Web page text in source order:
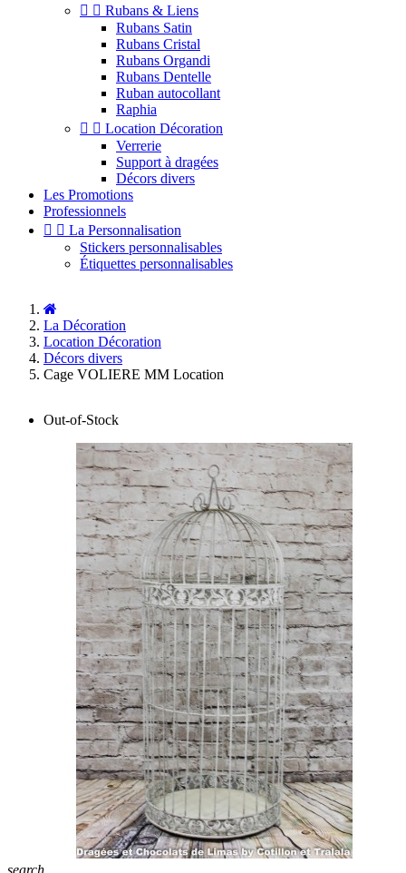
  Rubans & Liens
Rubans Satin
Rubans Cristal
Rubans Organdi
Rubans Dentelle
Ruban autocollant
Raphia
  Location Décoration
Verrerie
Support à dragées
Décors divers
Les Promotions
Professionnels
  La Personnalisation
Stickers personnalisables
Étiquettes personnalisables
La Décoration
Location Décoration
Décors divers
Cage VOLIERE MM Location
Out-of-Stock
search